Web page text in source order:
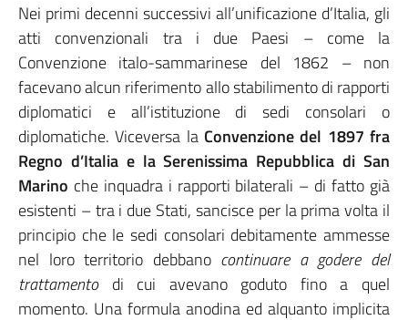
Nei primi decenni successivi all’unificazione d’Italia, gli
atti convenzionali tra i due Paesi – come la
Convenzione italo-sammarinese del 1862 – non
facevano alcun riferimento allo stabilimento di rapporti
diplomatici e all’istituzione di sedi consolari o
diplomatiche. Viceversa la Convenzione del 1897 fra
Regno d’Italia e la Serenissima Repubblica di San
Marino che inquadra i rapporti bilaterali – di fatto già
esistenti – tra i due Stati, sancisce per la prima volta il
principio che le sedi consolari debitamente ammesse
nel loro territorio debbano continuare a godere del
trattamentodi cui avevano goduto fino a quel
momento. Una formula anodina ed alquanto implicita